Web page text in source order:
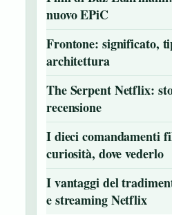
nuovo EPiC
Frontone: significato,
architettura
The Serpent Netflix:
recensione
I dieci comandamenti
curiosità, dove vederlo
I vantaggi del
e streaming Netflix